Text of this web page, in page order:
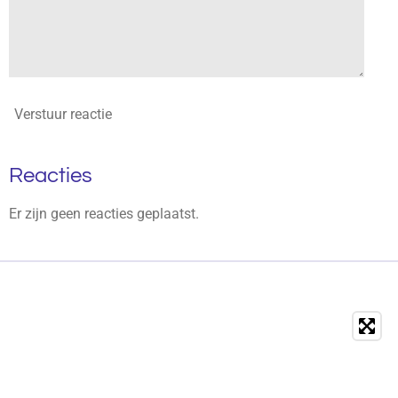
Verstuur reactie
Reacties
Er zijn geen reacties geplaatst.